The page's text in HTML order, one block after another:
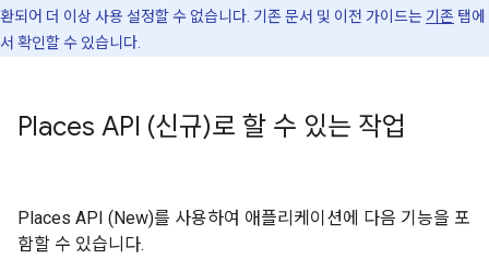
환되어 더 이상 사용 설정할 수 없습니다. 기존 문서 및 이전 가이드는 기존 탭에
서 확인할 수 있습니다.
Places API (신규)로 할 수 있는 작업
Places API (New)를 사용하여 애플리케이션에 다음 기능을 포
함할 수 있습니다.